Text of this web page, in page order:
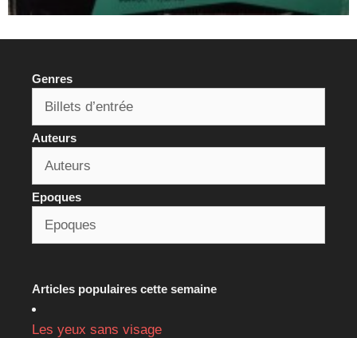
Genres
Auteurs
Epoques
Articles populaires cette semaine
Les yeux sans visage